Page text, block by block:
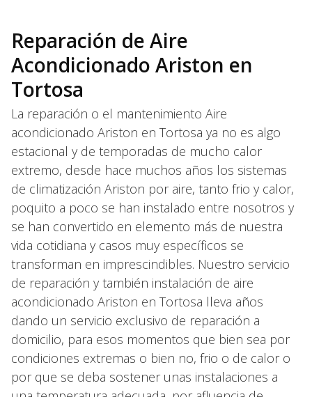
Reparación de Aire
Acondicionado Ariston en
Tortosa
La reparación o el mantenimiento Aire
acondicionado Ariston en Tortosa ya no es algo
estacional y de temporadas de mucho calor
extremo, desde hace muchos años los sistemas
de climatización Ariston por aire, tanto frio y calor,
poquito a poco se han instalado entre nosotros y
se han convertido en elemento más de nuestra
vida cotidiana y casos muy específicos se
transforman en imprescindibles. Nuestro servicio
de reparación y también instalación de aire
acondicionado Ariston en Tortosa lleva años
dando un servicio exclusivo de reparación a
domicilio, para esos momentos que bien sea por
condiciones extremas o bien no, frio o de calor o
por que se deba sostener unas instalaciones a